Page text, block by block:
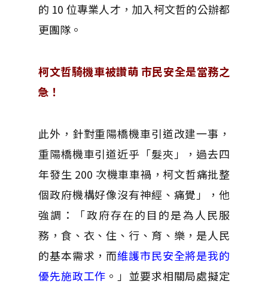
的 10 位專業人才，加入柯文哲的公辦都
更團隊。
柯文哲騎機車被讚萌 市民安全是當務之
急！
此外，針對重陽橋機車引道改建一事，
重陽橋機車引道近乎「髮夾」，過去四
年發生 200 次機車車禍，柯文哲痛批整
個政府機構好像沒有神經、痛覺」，他
強調：「政府存在的目的是為人民服
務，食、衣、住、行、育、樂，是人民
的基本需求，而維護市民安全將是我的
優先施政工作 。」並要求相關局處擬定